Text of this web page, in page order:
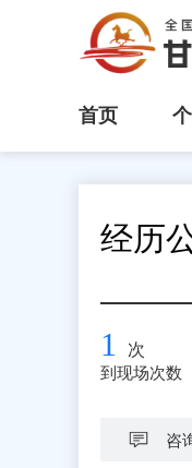
首页
经历
1 次
到现场次数
咨